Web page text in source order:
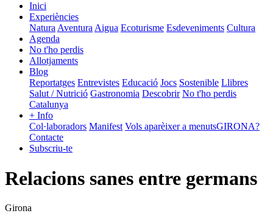
Inici
Experiències
NaturaAventuraAigua Ecoturisme Esdeveniments Cultura
Agenda
No t'ho perdis
Allotjaments
Blog
Reportatges Entrevistes Educació Jocs Sostenible Llibres
Salut / Nutrició Gastronomia Descobrir No t'ho perdis
Catalunya
+ Info
Col·laboradors Manifest Vols aparèixer a menutsGIRONA?
Contacte
Subscriu-te
Relacions sanes entre germans
Girona